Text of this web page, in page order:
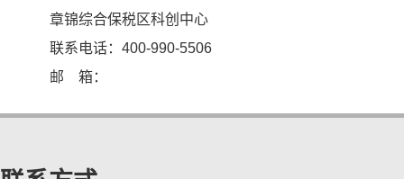
章锦综合保税区科创中心
联系电话：400-990-5506
邮 箱：